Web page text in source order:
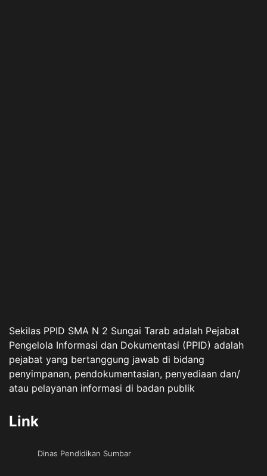
Sekilas PPID SMA N 2 Sungai Tarab adalah Pejabat
Pengelola Informasi dan Dokumentasi (PPID) adalah
pejabat yang bertanggung jawab di bidang
penyimpanan, pendokumentasian, penyediaan dan/
atau pelayanan informasi di badan publik
Link
Dinas Pendidikan Sumbar